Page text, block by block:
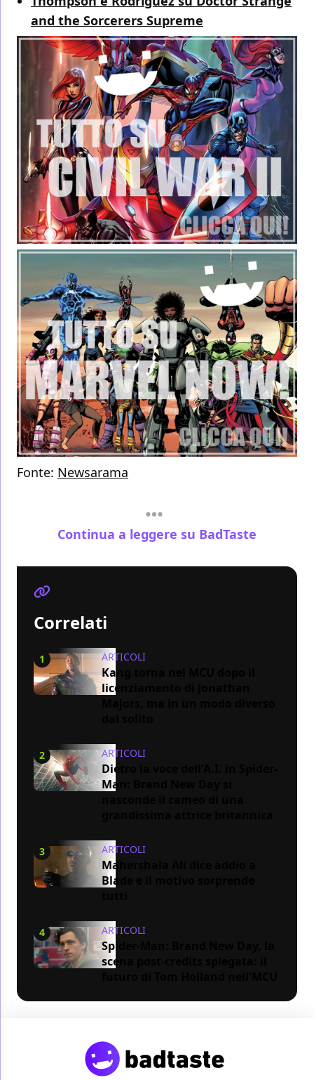
and the Sorcerers Supreme
Fonte: Newsarama
Continua a leggere su BadTaste
Correlati
1 ARTICOLI
Kang torna nel MCU dopo il
licenziamento di Jonathan
2 ARTICOLI
Dietro la voce dell'A.I. in Spider-
Man: Brand New Day si
3 ARTICOLI
Mahershala Ali dice addio a
Blade e il motivo sorprende
4 ARTICOLI
Spider-Man: Brand New Day, la
scena post-credits spiegata: il